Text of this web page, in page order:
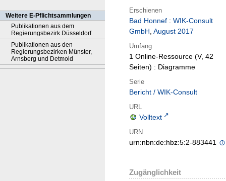
Weitere E-Pflichtsammlungen
Publikationen aus dem
Regierungsbezirk Düsseldorf
Publikationen aus den
Regierungsbezirken Münster,
Arnsberg und Detmold
Erschienen
Bad Honnef : WIK-Consult
GmbH, August 2017
Umfang
1 Online-Ressource (V, 42
Seiten) : Diagramme
Serie
Bericht / WIK-Consult
URL
Volltext
URN
urn:nbn:de:hbz:5:2-883441
Zugänglichkeit